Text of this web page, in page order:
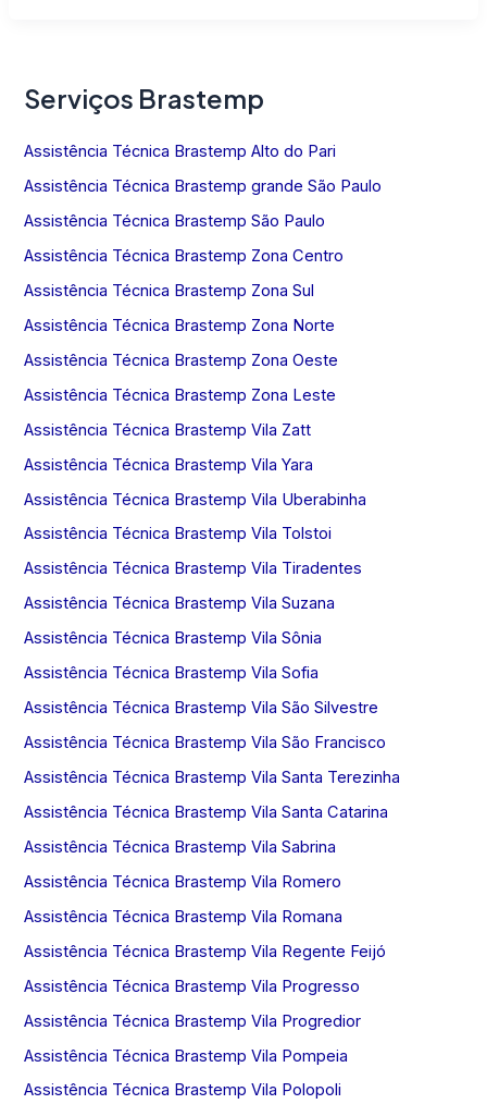
Serviços Brastemp
Assistência Técnica Brastemp Alto do Pari
Assistência Técnica Brastemp grande São Paulo
Assistência Técnica Brastemp São Paulo
Assistência Técnica Brastemp Zona Centro
Assistência Técnica Brastemp Zona Sul
Assistência Técnica Brastemp Zona Norte
Assistência Técnica Brastemp Zona Oeste
Assistência Técnica Brastemp Zona Leste
Assistência Técnica Brastemp Vila Zatt
Assistência Técnica Brastemp Vila Yara
Assistência Técnica Brastemp Vila Uberabinha
Assistência Técnica Brastemp Vila Tolstoi
Assistência Técnica Brastemp Vila Tiradentes
Assistência Técnica Brastemp Vila Suzana
Assistência Técnica Brastemp Vila Sônia
Assistência Técnica Brastemp Vila Sofia
Assistência Técnica Brastemp Vila São Silvestre
Assistência Técnica Brastemp Vila São Francisco
Assistência Técnica Brastemp Vila Santa Terezinha
Assistência Técnica Brastemp Vila Santa Catarina
Assistência Técnica Brastemp Vila Sabrina
Assistência Técnica Brastemp Vila Romero
Assistência Técnica Brastemp Vila Romana
Assistência Técnica Brastemp Vila Regente Feijó
Assistência Técnica Brastemp Vila Progresso
Assistência Técnica Brastemp Vila Progredior
Assistência Técnica Brastemp Vila Pompeia
Assistência Técnica Brastemp Vila Polopoli